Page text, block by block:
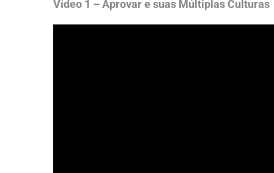
Vídeo 1 – Aprovar e suas Múltiplas Culturas